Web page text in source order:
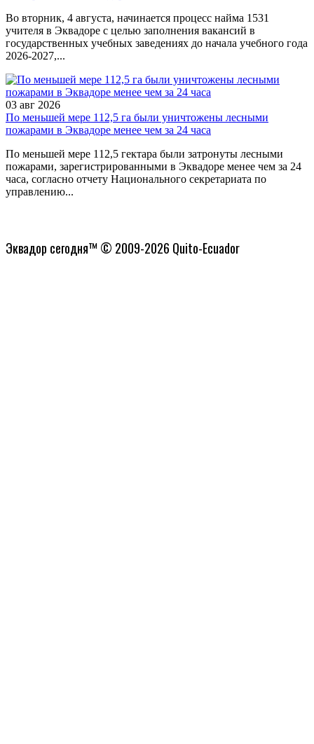
Во вторник, 4 августа, начинается процесс найма 1531
учителя в Эквадоре с целью заполнения вакансий в
государственных учебных заведениях до начала учебного года
2026-2027,...
03 авг 2026
По меньшей мере 112,5 га были уничтожены лесными
пожарами в Эквадоре менее чем за 24 часа
По меньшей мере 112,5 гектара были затронуты лесными
пожарами, зарегистрированными в Эквадоре менее чем за 24
часа, согласно отчету Национального секретариата по
управлению...
Эквадор сегодня™ © 2009-2026 Quito-Ecuador